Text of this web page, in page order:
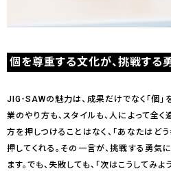
個を尊重する文化が、挑戦する
JIG-SAWの魅力は、成果だけでなく「個」
業のやり方も、スタイルも、人によって全
方を押しつけることはなく、「あなたはどう
押してくれる。その一言が、挑戦する勇気
ます。でも、失敗しても、「次はこうしてみ